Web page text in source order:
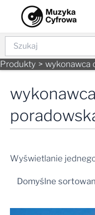
content
Szukaj
Produkty wykonawca
Wyświetlanie